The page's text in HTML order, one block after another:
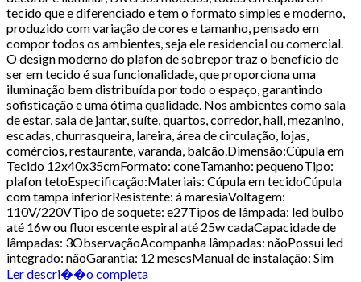
tecido que e diferenciado e tem o formato simples e moderno,
produzido com variação de cores e tamanho, pensado em
compor todos os ambientes, seja ele residencial ou comercial.
O design moderno do plafon de sobrepor traz o benefício de
ser em tecido é sua funcionalidade, que proporciona uma
iluminação bem distribuída por todo o espaço, garantindo
sofisticação e uma ótima qualidade. Nos ambientes como sala
de estar, sala de jantar, suíte, quartos, corredor, hall, mezanino,
escadas, churrasqueira, lareira, área de circulação, lojas,
comércios, restaurante, varanda, balcão.Dimensão:Cúpula em
Tecido 12x40x35cmFormato: coneTamanho: pequenoTipo:
plafon tetoEspecificação:Materiais: Cúpula em tecidoCúpula
com tampa inferiorResistente: á maresiaVoltagem:
110V/220VTipo de soquete: e27Tipos de lâmpada: led bulbo
até 16w ou fluorescente espiral até 25w cadaCapacidade de
lâmpadas: 3ObservaçãoAcompanha lâmpadas: nãoPossui led
integrado: nãoGarantia: 12 mesesManual de instalação: Sim
Ler descri��o completa